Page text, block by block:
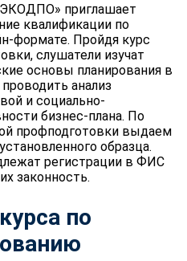
приглашает
квалификации по
формате. Пройдя курс
слушатели изучат
основы планирования в
анализ
и социально-
бизнес-плана. По
профподготовки выдаем
образца.
регистрации в ФИС
законность.
по